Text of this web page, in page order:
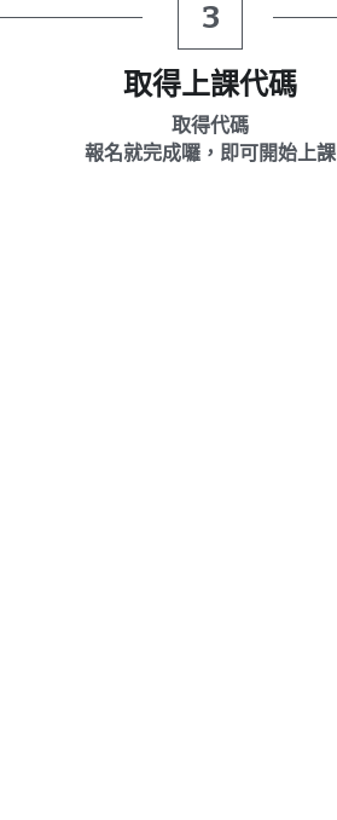
3
取得上課代碼
取得代碼
報名就完成囉，即可開始上課